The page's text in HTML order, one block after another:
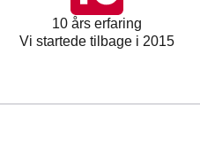
10 års erfaring
Vi startede tilbage i 2015